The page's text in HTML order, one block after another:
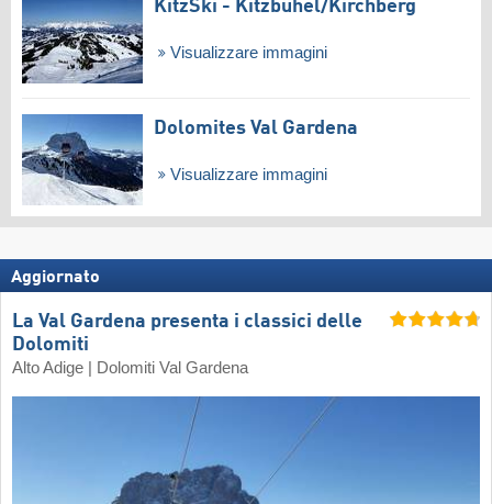
KitzSki - Kitzbühel/​Kirchberg
Visualizzare immagini
Dolomites Val Gardena
Visualizzare immagini
Aggiornato
La Val Gardena presenta i classici delle
Dolomiti
Alto Adige | Dolomiti Val Gardena